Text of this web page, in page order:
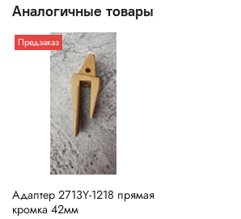
Аналогичные товары
Предзаказ
Адаптер 2713Y-1218 прямая
кромка 42мм